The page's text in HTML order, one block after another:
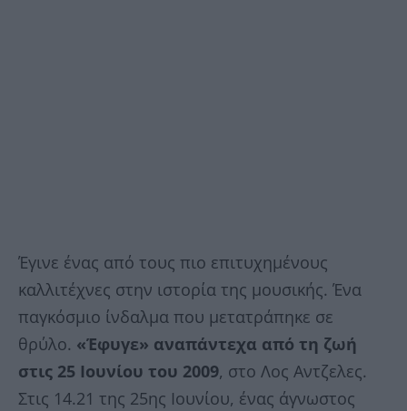
Έγινε ένας από τους πιο επιτυχημένους
καλλιτέχνες στην ιστορία της μουσικής. Ένα
παγκόσμιο ίνδαλμα που μετατράπηκε σε
θρύλο. «Έφυγε» αναπάντεχα από τη ζωή
στις 25 Ιουνίου του 2009, στο Λος Αντζελες.
Στις 14.21 της 25ης Ιουνίου, ένας άγνωστος